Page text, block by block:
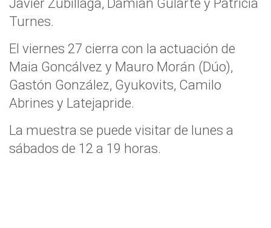
Turnes.
El viernes 27 cierra con la actuación de
Maia Goncálvez y Mauro Morán (Dúo),
Gastón González, Gyukovits, Camilo
Abrines y Latejapride.
La muestra se puede visitar de lunes a
sábados de 12 a 19 horas.